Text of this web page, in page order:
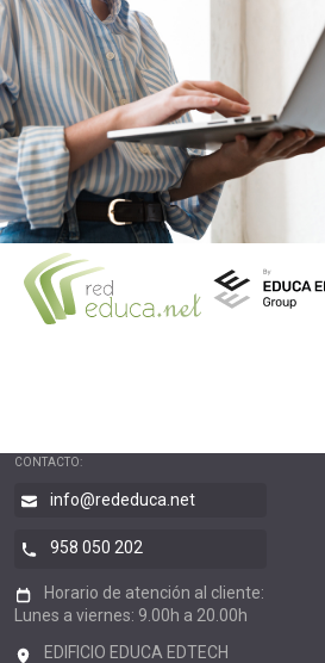
CONTACTO:
info@rededuca.net
958 050 202
Horario de atención al cliente:
Lunes a viernes: 9.00h a 20.00h
EDIFICIO EDUCA EDTECH